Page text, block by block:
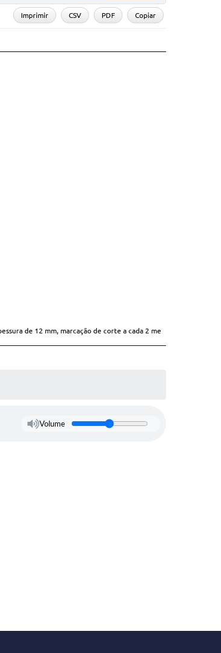
Imprimir CSV PDF Copiar
de 12 mm, marcação de corte a cada 2 me
Volume